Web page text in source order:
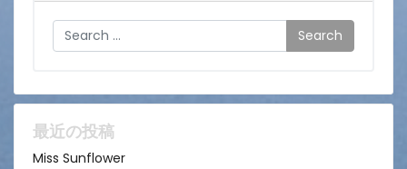
Search
最近の投稿
Miss Sunflower